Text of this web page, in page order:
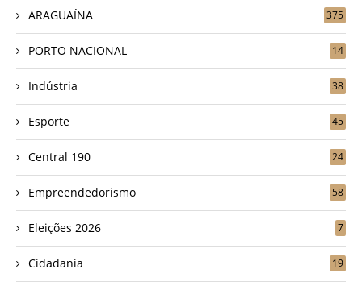
ARAGUAÍNA 375
PORTO NACIONAL 14
Indústria 38
Esporte 45
Central 190 24
Empreendedorismo 58
Eleições 2026 7
Cidadania 19